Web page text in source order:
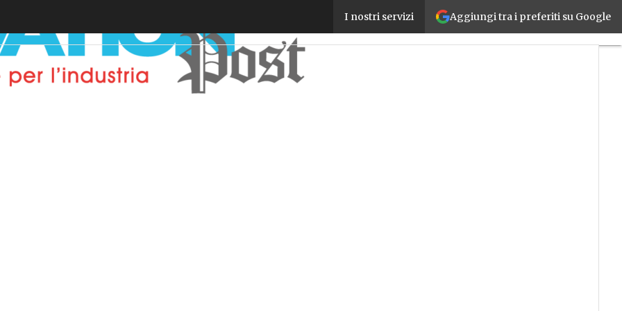
Aggiungi tra i preferiti su Google
I nostri servizi
Competence Center Made, selezionati i 22